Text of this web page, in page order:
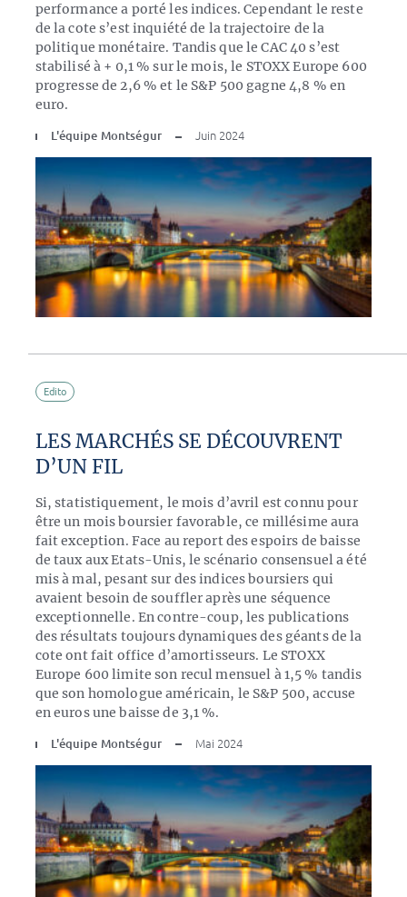
performance a porté les indices. Cependant le reste
de la cote s’est inquiété de la trajectoire de la
politique monétaire. Tandis que le CAC 40 s’est
stabilisé à + 0,1 % sur le mois, le STOXX Europe 600
progresse de 2,6 % et le S&P 500 gagne 4,8 % en
euro.
L'équipe Montségur Juin 2024
Edito
LES MARCHÉS SE DÉCOUVRENT
D’UN FIL
Si, statistiquement, le mois d’avril est connu pour
être un mois boursier favorable, ce millésime aura
fait exception. Face au report des espoirs de baisse
de taux aux Etats-Unis, le scénario consensuel a été
mis à mal, pesant sur des indices boursiers qui
avaient besoin de souffler après une séquence
exceptionnelle. En contre-coup, les publications
des résultats toujours dynamiques des géants de la
cote ont fait office d’amortisseurs. Le STOXX
Europe 600 limite son recul mensuel à 1,5 % tandis
que son homologue américain, le S&P 500, accuse
en euros une baisse de 3,1 %.
L'équipe Montségur Mai 2024